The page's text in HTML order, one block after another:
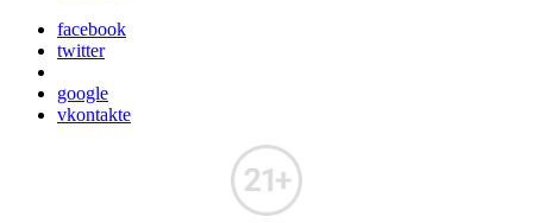
facebook
twitter
google
vkontakte